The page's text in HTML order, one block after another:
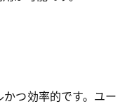
つ効率的です。ユー